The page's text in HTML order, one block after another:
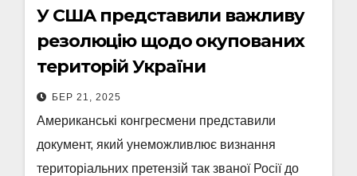
У США представили важливу
резолюцію щодо окупованих
територій України
БЕР 21, 2025
Американські конгресмени представили
документ, який унеможливлює визнання
територіальних претензій так званої Росії до